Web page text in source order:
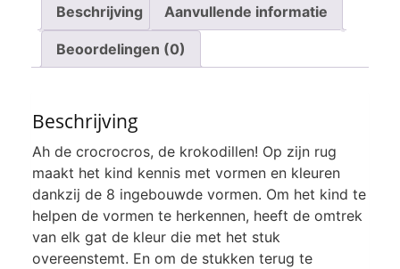
Beschrijving Aanvullende informatie
Beoordelingen (0)
Beschrijving
Ah de crocrocros, de krokodillen! Op zijn rug
maakt het kind kennis met vormen en kleuren
dankzij de 8 ingebouwde vormen. Om het kind te
helpen de vormen te herkennen, heeft de omtrek
van elk gat de kleur die met het stuk
overeenstemt. En om de stukken terug te